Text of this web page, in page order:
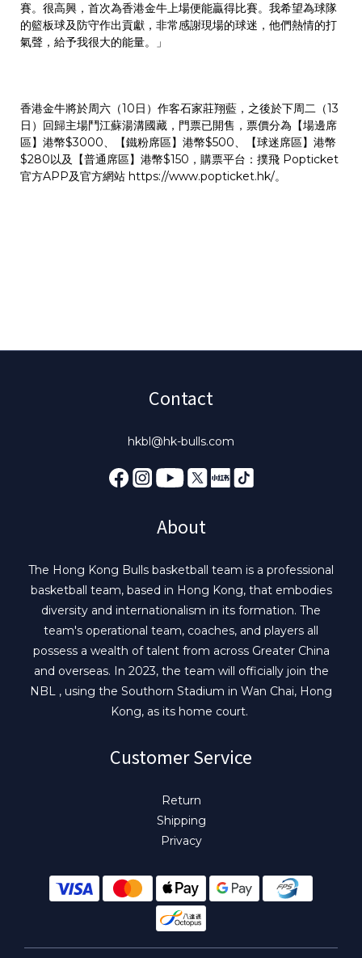
賽。很高興，首次為香港金牛上場便能贏得比賽。我希望為球隊
的籃板球及防守作出貢獻，非常感謝現場的球迷，他們熱情的打
氣聲，給予我很大的能量。」
香港金牛將於周六（10日）作客石家莊翔藍，之後於下周二（13
日）回歸主場鬥江蘇湯溝國藏，門票已開售，票價分為【場邊席
區】港幣$3000、【鐵粉席區】港幣$500、【球迷席區】港幣
$280以及【普通席區】港幣$150，購票平台：撲飛 Popticket
官方APP及官方網站 https://www.popticket.hk/。
Contact
hkbl@hk-bulls.com
About
The Hong Kong Bulls basketball team is a professional
basketball team, based in Hong Kong, that embodies
diversity and internationalism in its formation. The
team's operational team, coaches, and players all
possess a wealth of talent from across Greater China
and overseas. In 2023, the team will officially join the
NBL , using the Southorn Stadium in Wan Chai, Hong
Kong, as its home court.
Customer Service
Return
Shipping
Privacy